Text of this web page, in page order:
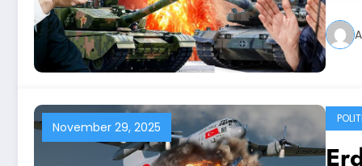
November 29, 2025